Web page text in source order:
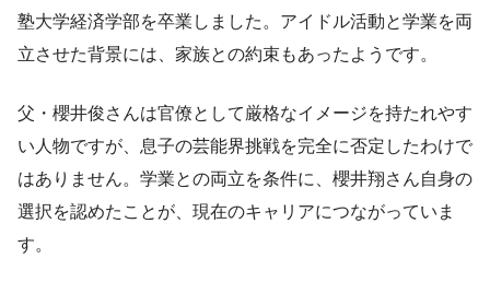
塾大学経済学部を卒業しました。アイドル活動と学業を両
立させた背景には、家族との約束もあったようです。
父・櫻井俊さんは官僚として厳格なイメージを持たれやす
い人物ですが、息子の芸能界挑戦を完全に否定したわけで
はありません。学業との両立を条件に、櫻井翔さん自身の
選択を認めたことが、現在のキャリアにつながっていま
す。